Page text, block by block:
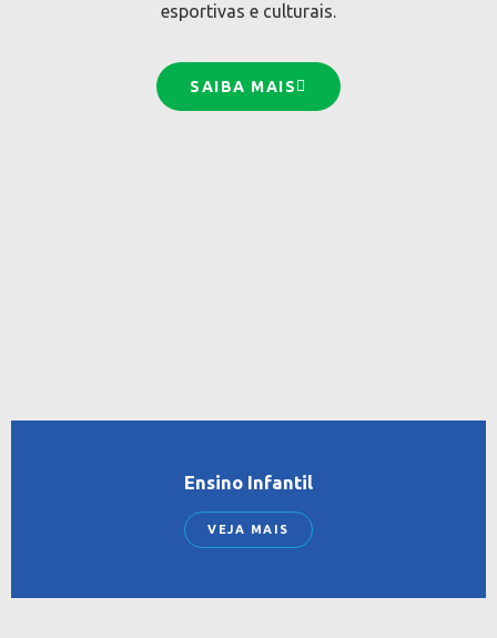
esportivas e culturais.
SAIBA MAIS
Ensino Infantil
VEJA MAIS